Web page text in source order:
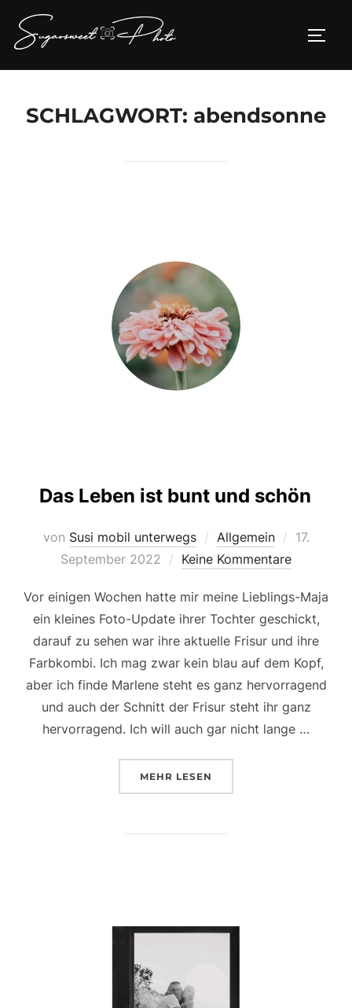
Inhalt
springen
SCHLAGWORT: abendsonne
Das Leben ist bunt und schön
von Susi mobil unterwegs Allgemein
17.
September 2022
Keine Kommentare
Vor einigen Wochen hatte mir meine Lieblings-Maja
ein kleines Foto-Update ihrer Tochter geschickt,
darauf zu sehen war ihre aktuelle Frisur und ihre
Farbkombi. Ich mag zwar kein blau auf dem Kopf,
aber ich finde Marlene steht es ganz hervorragend
und auch der Schnitt der Frisur steht ihr ganz
hervorragend. Ich will auch gar nicht lange …
MEHR ÜBER „DAS LEBEN IST BUNT
LESEN